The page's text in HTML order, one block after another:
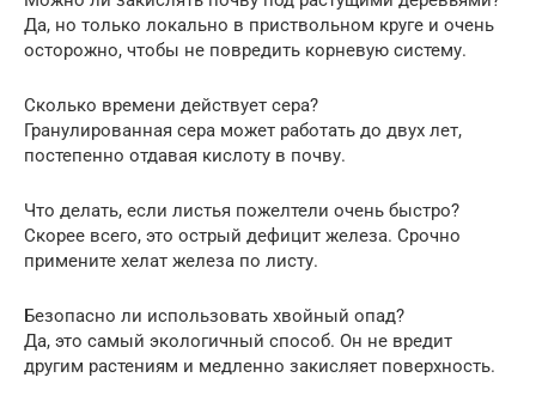
Да, но только локально в приствольном круге и очень
осторожно, чтобы не повредить корневую систему.
Сколько времени действует сера?
Гранулированная сера может работать до двух лет,
постепенно отдавая кислоту в почву.
Что делать, если листья пожелтели очень быстро?
Скорее всего, это острый дефицит железа. Срочно
примените хелат железа по листу.
Безопасно ли использовать хвойный опад?
Да, это самый экологичный способ. Он не вредит
другим растениям и медленно закисляет поверхность.